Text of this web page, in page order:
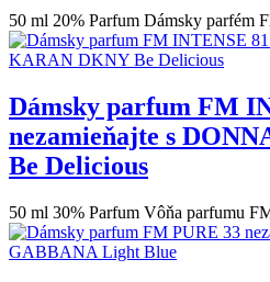
50 ml 20% Parfum Dámsky parfém
Dámsky parfum FM
nezamieňajte s
Be Delicious
50 ml 30% Parfum Vôňa parfumu